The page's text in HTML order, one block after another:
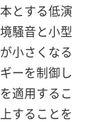
とする低演
騒音と小型
小さくなる
ーを制御し
適用するこ
することを